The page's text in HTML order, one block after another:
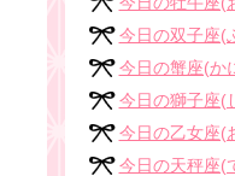
今日の双子座(
今日の蟹座(か
今日の獅子座(
今日の乙女座(
今日の天秤座(